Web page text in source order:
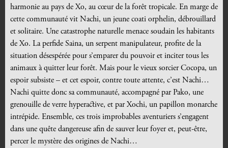
harmonie au pays de Xo, au cœur de la forêt tropicale. En marge de
cette communauté vit Nachi, un jeune coati orphelin, débrouillard
et solitaire. Une catastrophe naturelle menace soudain les habitants
de Xo. La perfide Saina, un serpent manipulateur, profite de la
situation désespérée pour s’emparer du pouvoir et inciter tous les
animaux à quitter leur forêt. Mais pour le vieux sorcier Cocopa, un
espoir subsiste – et cet espoir, contre toute attente, c’est Nachi…
Nachi quitte donc sa communauté, accompagné par Pako, une
grenouille de verre hyperactive, et par Xochi, un papillon monarche
intrépide. Ensemble, ces trois improbables aventuriers s’engagent
dans une quête dangereuse afin de sauver leur foyer et, peut-être,
percer le mystère des origines de Nachi…